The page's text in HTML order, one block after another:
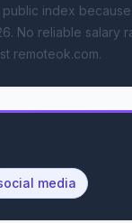
public index
. No reliable salary
remoteok.com.
media